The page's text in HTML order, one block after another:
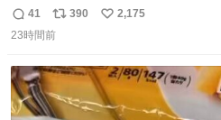
内駅
返
信
41
リ
ポ
ト
数
390
い
数
2,175
23時間前